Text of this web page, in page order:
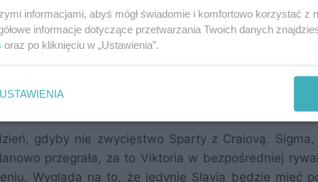
10,550 7,400 44,900 3,775
0,600
12,687 8,300 42,512
11,812
gdyby nie zwycięstwo Sparty z Craiovą.
przegrała, za to Viktoria w bezpośredniej
Wygląda na to, że jedynie Slavia będzie mieć
informacjami, abyś mógł świadomie i komfortowo korzystać z
informacje dotyczące przetwarzania Twoich danych
oraz po kliknięciu w „Ustawienia”.
USTAWIENIA